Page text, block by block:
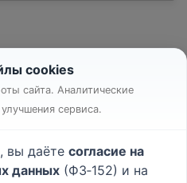
соглашение
cookies
сайта. Аналитические
сервиса.
вы даёте согласие на
данных (ФЗ‑152) и на